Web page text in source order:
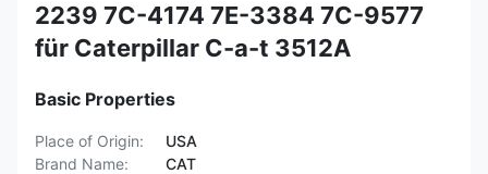
2239 7C-4174 7E-3384 7C-9577
für Caterpillar C-a-t 3512A
Basic Properties
Place of Origin:
USA
Brand Name:
CAT